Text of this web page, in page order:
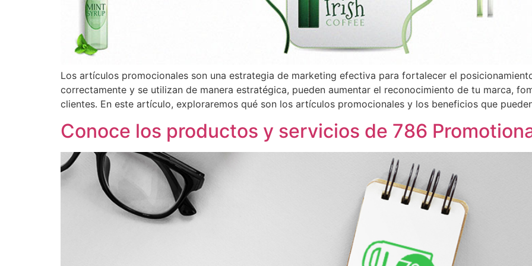
Los artículos promocionales son una estrategia de marketing efectiva para fortalecer el
correctamente y se utilizan de manera estratégica, pueden aumentar el reconocimiento de tu marca,
clientes. En este artículo, exploraremos qué son los artículos promocionales y los beneficios que
Conoce los productos y servicios de 786